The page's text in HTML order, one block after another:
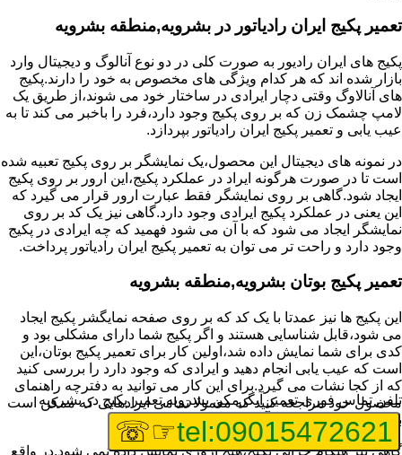
تعمیر پکیج ایران رادیاتور در بشرویه,منطقه بشرویه
پکیج های ایران رادیور به صورت کلی در دو نوع آنالوگ و دیجیتال وارد
بازار شده اند که هر کدام ویژگی های مخصوص به خود را دارند.پکیج
های آنالاوگ وقتی دچار ایرادی در ساختار خود می شوند،از طریق یک
لامپ چشمک زن که بر روی پکیج وجود دارد،فرد را باخبر می کند تا به
عیب یابی و تعمیر پکیج ایران رادیاتور بپردازد.
در نمونه های دیجیتال این محصول،یک نمایشگر بر روی پکیج تعبیه شده
است تا در صورت هرگونه ایراد در عملکرد پکیج،این ارور بر روی پکیج
ایجاد شود.گاهی بر روی نمایشگر فقط عبارت ارور قرار می گیرد که
این یعنی در عملکرد پکیج ایرادی وجود دارد.گاهی نیز یک کد بر روی
نمایشگر ایجاد می شود که با آن می شود فهمید که چه ایرادی در پکیج
وجود دارد و راحت تر می توان به تعمیر پکیج ایران رادیاتور پرداخت.
تعمیر پکیج بوتان بشرویه,منطقه بشرویه
این پکیج ها نیز عمدتا با یک کد که بر روی صفحه نمایگشر پکیج ایجاد
می شود،قابل شناسایی هستند و اگر پکیج شما دارای مشکلی بود و
کدی برای شما نمایش داده شد،اولین کار برای تعمیر پکیج بوتان،این
است که عیب یابی انجام دهید و ایرادی که وجود دارد را بررسی کنید
که از کجا نشات می گیرد.برای این کار می توانید به دفترچه راهنمای
محصول خود مراجعه کنید که معمولا تمامی ایرادهایی که ممکن است
برای پکیج پیش بیاید در آن قرار گرفته است.
گاهی نیز هنگام خرابی پکیج،هیچ اروری نمایش داده نمی شود.در واقع
تلفن تماس فوریتعمیر آبگرمکن بشرویه,تعمیر پکیج در بشرویه
tel:09015472621
☞☏